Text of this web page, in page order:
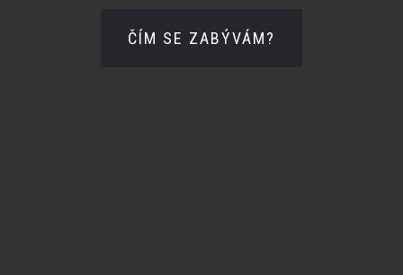
ČÍM SE ZABÝVÁM?